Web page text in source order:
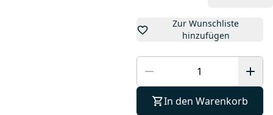
Zur Wunschliste
hinzufügen
In den Warenkorb